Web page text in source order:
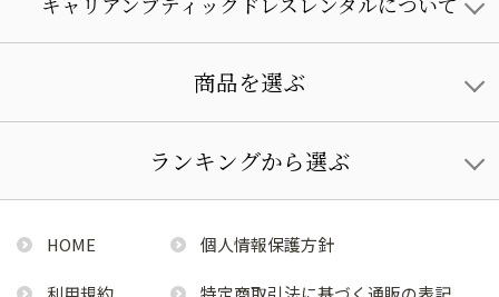
商品を選ぶ
ランキングから選ぶ
HOME 個人情報保護方針